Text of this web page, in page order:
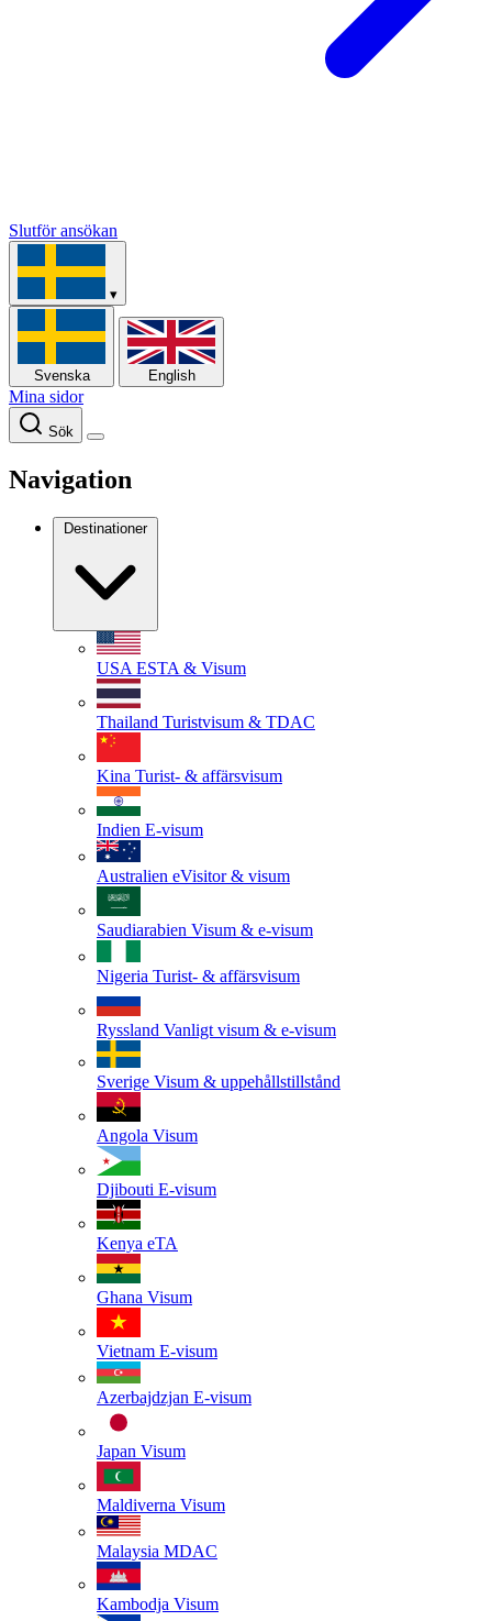
Slutför ansökan
▾
Svenska English
Mina sidor
Sök
Navigation
Destinationer
USA ESTA & Visum
Thailand Turistvisum & TDAC
Kina Turist- & affärsvisum
Indien E-visum
Australien eVisitor & visum
Saudiarabien Visum & e-visum
Nigeria Turist- & affärsvisum
Ryssland Vanligt visum & e-visum
Sverige Visum & uppehållstillstånd
Angola Visum
Djibouti E-visum
Kenya eTA
Ghana Visum
Vietnam E-visum
Azerbajdzjan E-visum
Japan Visum
Maldiverna Visum
Malaysia MDAC
Kambodja Visum